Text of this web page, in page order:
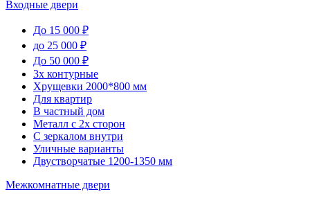
Входные двери
До 15 000 ₽
до 25 000 ₽
До 50 000 ₽
3х контурные
Хрущевки 2000*800 мм
Для квартир
В частный дом
Металл с 2х сторон
С зеркалом внутри
Уличные варианты
Двустворчатые 1200-1350 мм
Межкомнатные двери